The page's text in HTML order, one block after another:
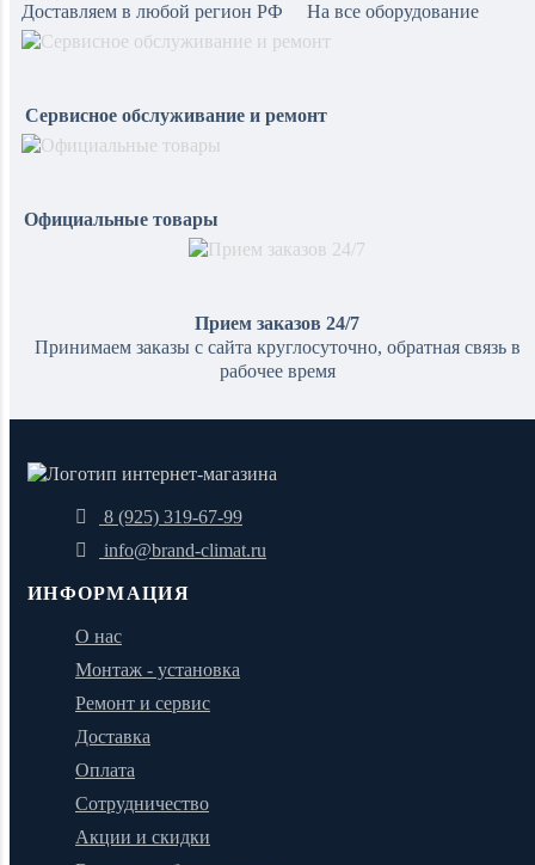
Доставляем в любой регион РФ
На все оборудование
Сервисное обслуживание и ремонт
Официальные товары
Прием заказов 24/7
Принимаем заказы с сайта круглосуточно, обратная связь в
рабочее время
8 (925) 319-67-99
info@brand-climat.ru
ИНФОРМАЦИЯ
О нас
Монтаж - установка
Ремонт и сервис
Доставка
Оплата
Сотрудничество
Акции и скидки